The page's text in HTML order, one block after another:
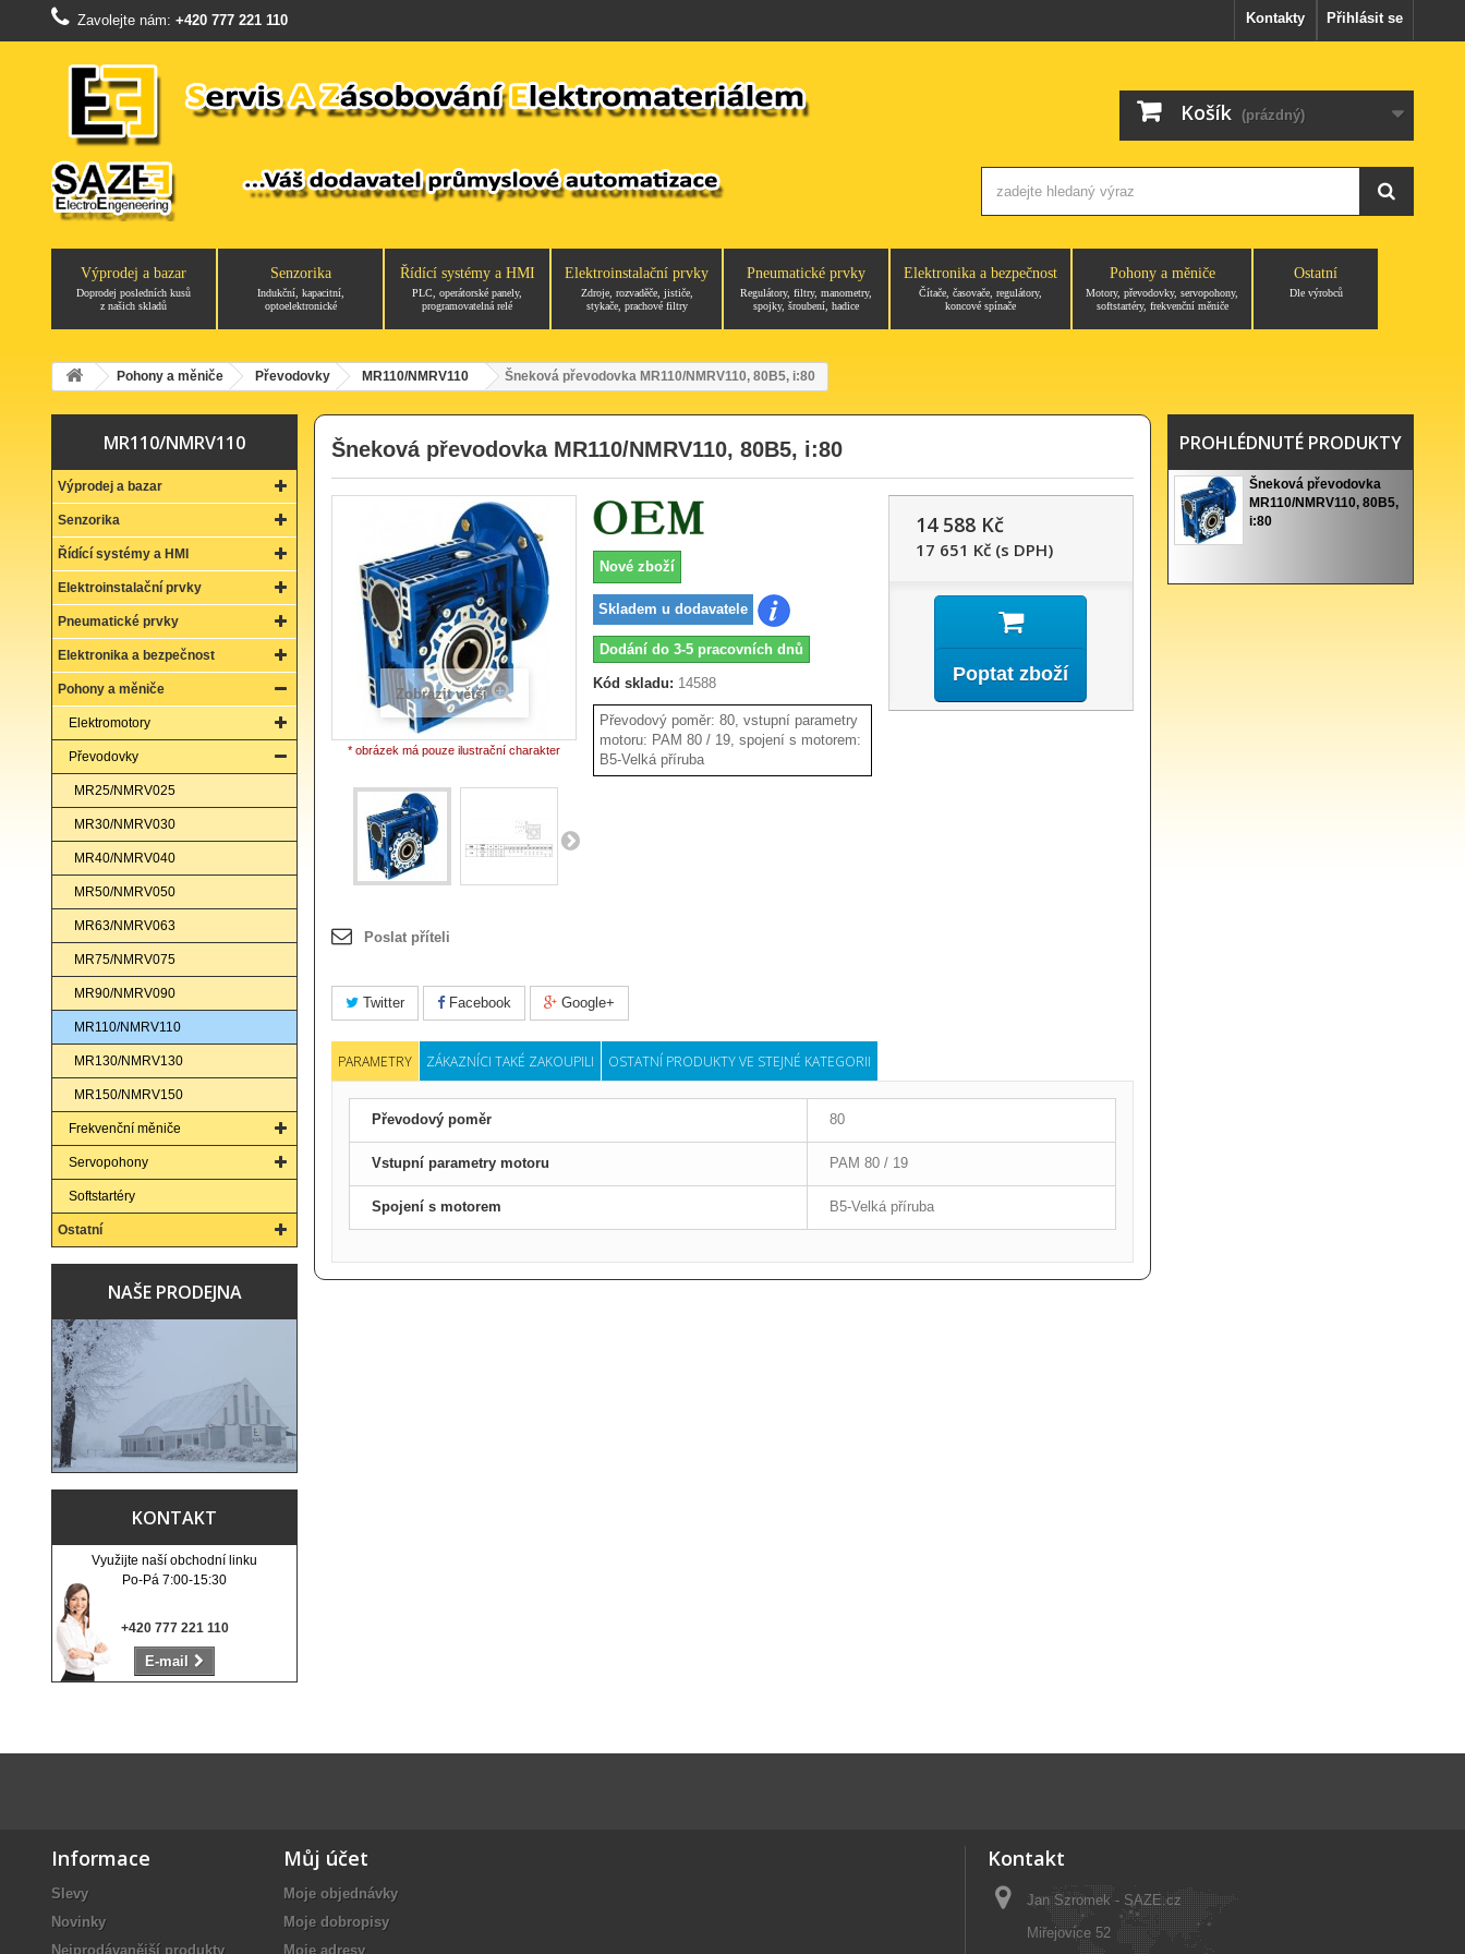
Přihlásit se
Kontakty
Zavolejte nám: +420 777 221 110
Košík (prázdný)
Výprodej a bazar
Doprodej posledních kusů
z našich skladů
Senzorika
Indukční, kapacitní,
optoelektronické
Řídící systémy a HMI
PLC, operátorské panely,
programovatelná relé
Elektroinstalační prvky
Zdroje, rozvaděče, jističe,
stykače, prachové filtry
Pneumatické prvky
Regulátory, filtry, manometry,
spojky, šroubení, hadice
Elektronika a bezpečnost
Čítače, časovače, regulátory,
koncové spínače
Pohony a měniče
Motory, převodovky, servopohony,
softstartéry, frekvenční měniče
Ostatní
Dle výrobců
Pohony a měniče Převodovky MR110/NMRV110 Šneková převodovka MR110/NMRV110, 80B5, i:80
MR110/NMRV110
Výprodej a bazar
Senzorika
Řídící systémy a HMI
Elektroinstalační prvky
Pneumatické prvky
Elektronika a bezpečnost
Pohony a měniče
Elektromotory
Převodovky
MR25/NMRV025
MR30/NMRV030
MR40/NMRV040
MR50/NMRV050
MR63/NMRV063
MR75/NMRV075
MR90/NMRV090
MR110/NMRV110
MR130/NMRV130
MR150/NMRV150
Frekvenční měniče
Servopohony
Softstartéry
Ostatní
NAŠE PRODEJNA
KONTAKT
Využijte naší obchodní linku
Po-Pá 7:00-15:30
+420 777 221 110
E-mail
Šneková převodovka MR110/NMRV110, 80B5, i:80
Zobrazit větší
* obrázek má pouze ilustrační charakter
Poslat příteli
Nové zboží
Skladem u dodavatele
Dodání do 3-5 pracovních dnů
Kód skladu: 14588
Převodový poměr: 80, vstupní parametry
motoru: PAM 80 / 19, spojení s motorem:
B5-Velká příruba
14 588 Kč
17 651 Kč (s DPH)
Poptat zboží
Twitter Facebook Google+
PARAMETRY ZÁKAZNÍCI TAKÉ ZAKOUPILI OSTATNÍ PRODUKTY VE STEJNÉ KATEGORII
Převodový poměr 80
Vstupní parametry motoru PAM 80 / 19
Spojení s motorem B5-Velká příruba
PROHLÉDNUTÉ PRODUKTY
Šneková převodovka
MR110/NMRV110, 80B5,
i:80
Informace
Slevy
Novinky
Nejprodávanější produkty
Můj účet
Moje objednávky
Moje dobropisy
Moje adresy
Kontakt
Jan Szromek - SAZE.cz
Miřejovice 52